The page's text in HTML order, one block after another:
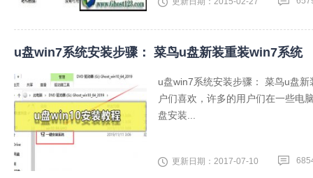
u盘win7系统安装步骤： 菜鸟u盘新装重装win7系统
u盘win7系统安装步骤： 菜鸟u盘
户们喜欢，许多的用户们在一些电
盘安装...
更新日期：2017-07-10